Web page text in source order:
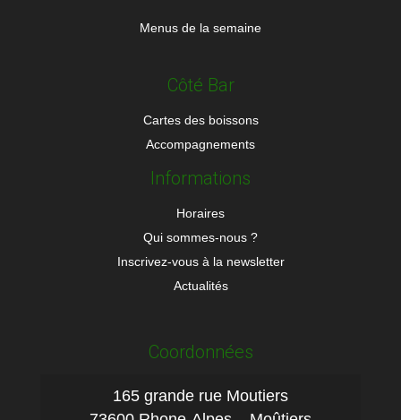
Menus de la semaine
Côté Bar
Cartes des boissons
Accompagnements
Informations
Horaires
Qui sommes-nous ?
Inscrivez-vous à la newsletter
Actualités
Coordonnées
165 grande rue Moutiers